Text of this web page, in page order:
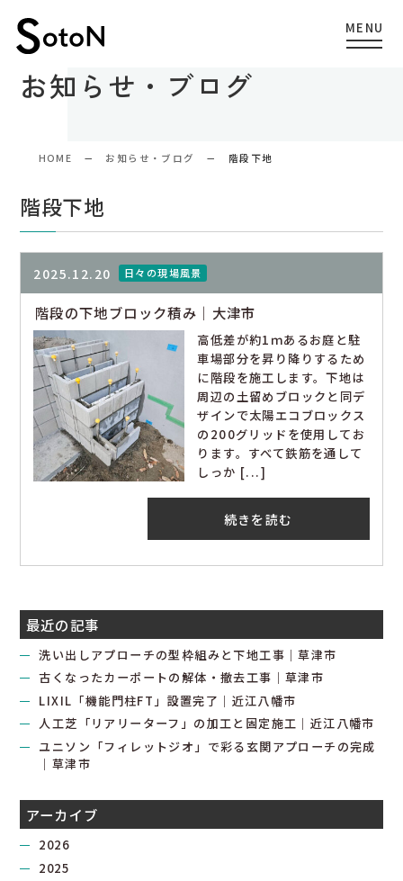
お知らせ・ブログ
HOME お知らせ・ブログ 階段下地
階段下地
2025.12.20 日々の現場風景
階段の下地ブロック積み｜大津市
高低差が約1ｍあるお庭と駐
車場部分を昇り降りするため
に階段を施工します。下地は
周辺の土留めブロックと同デ
ザインで太陽エコブロックス
の200グリッドを使用してお
ります。すべて鉄筋を通して
しっか [...]
続きを読む
最近の記事
洗い出しアプローチの型枠組みと下地工事｜草津市
古くなったカーポートの解体・撤去工事｜草津市
LIXIL「機能門柱FT」設置完了｜近江八幡市
人工芝「リアリーターフ」の加工と固定施工｜近江八幡市
ユニソン「フィレットジオ」で彩る玄関アプローチの完成
｜草津市
アーカイブ
2026
2025